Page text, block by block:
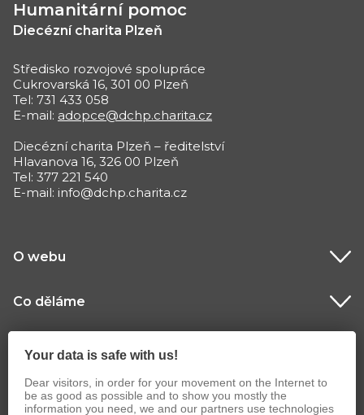
Humanitární pomoc
Diecézní charita Plzeň
Středisko rozvojové spolupráce
Cukrovarská 16, 301 00 Plzeň
Tel: 731 433 058
E-mail: adopce@dchp.charita.cz
Diecézní charita Plzeň – ředitelství
Hlavanova 16, 326 00 Plzeň
Tel: 377 221 540
E-mail: info@dchp.charita.cz
O webu
Co děláme
Jak nás podpořit
Your data is safe with us!
Dear visitors, in order for your movement on the Internet to
be as good as possible and to show you mostly the
information you need, we and our partners use technologies